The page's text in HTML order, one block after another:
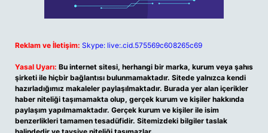
Reklam ve İletişim: Skype: live:.cid.575569c608265c69
Yasal Uyarı: Bu internet sitesi, herhangi bir marka, kurum veya şahıs
şirketi ile hiçbir bağlantısı bulunmamaktadır. Sitede yalnızca kendi
hazırladığımız makaleler paylaşılmaktadır. Burada yer alan içerikler
haber niteliği taşımamakta olup, gerçek kurum ve kişiler hakkında
paylaşım yapılmamaktadır. Gerçek kurum ve kişiler ile isim
benzerlikleri tamamen tesadüfidir. Sitemizdeki bilgiler taslak